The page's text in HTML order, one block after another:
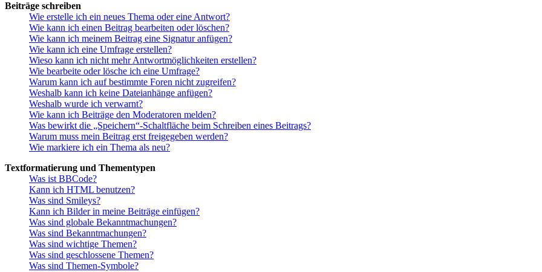
Beiträge schreiben
Wie erstelle ich ein neues Thema oder eine Antwort?
Wie kann ich einen Beitrag bearbeiten oder löschen?
Wie kann ich meinem Beitrag eine Signatur anfügen?
Wie kann ich eine Umfrage erstellen?
Wieso kann ich nicht mehr Antwortmöglichkeiten erstellen?
Wie bearbeite oder lösche ich eine Umfrage?
Warum kann ich auf bestimmte Foren nicht zugreifen?
Weshalb kann ich keine Dateianhänge anfügen?
Weshalb wurde ich verwarnt?
Wie kann ich Beiträge den Moderatoren melden?
Was bewirkt die „Speichern“-Schaltfläche beim Schreiben eines Beitrags?
Warum muss mein Beitrag erst freigegeben werden?
Wie markiere ich ein Thema als neu?
Textformatierung und Thementypen
Was ist BBCode?
Kann ich HTML benutzen?
Was sind Smileys?
Kann ich Bilder in meine Beiträge einfügen?
Was sind globale Bekanntmachungen?
Was sind Bekanntmachungen?
Was sind wichtige Themen?
Was sind geschlossene Themen?
Was sind Themen-Symbole?